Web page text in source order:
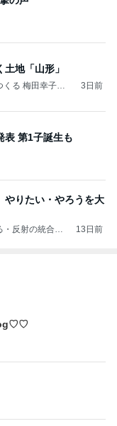
地「山形」
くる 梅田幸子の
3日前
表 第1子誕生も
やりたい・やろうを大
・反射の統合ワ
13日前